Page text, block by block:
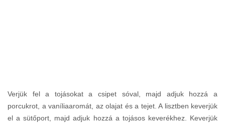
Verjük fel a tojásokat a csipet sóval, majd adjuk hozzá a
porcukrot, a vaníliaaromát, az olajat és a tejet. A lisztben keverjük
el a sütőport, majd adjuk hozzá a tojásos keverékhez. Keverjük